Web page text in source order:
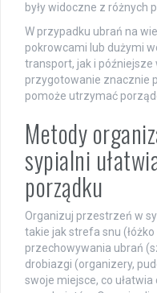
były widoczne z różnych
W przypadku ubrań na
pokrowcami lub dużymi
transport, jak i
przygotowanie znacznie
pomoże utrzymać
Metody
sypialni
porządku
Organizuj przestrzeń w
takie jak strefa snu
przechowywania ubrań
drobiazgi (organizery,
swoje miejsce, co